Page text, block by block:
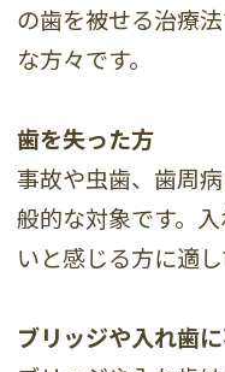
の歯を被せる治療
な方々です。
歯を失った方
事故や虫歯、歯周
般的な対象です。
いと感じる方に適し
ブリッジや入れ歯